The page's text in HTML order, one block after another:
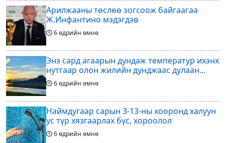
Арилжааны төслөө зогсоож байгаагаа
Ж.Инфантино мэдэгдэв
6 өдрийн өмнө
Энэ сард агаарын дундаж температур ихэнх
нутгаар олон жилийн дунджаас дулаан
байна
6 өдрийн өмнө
Наймдугаар сарын 3-13-ны хооронд халуун
ус түр хязгаарлах бүс, хороолол
6 өдрийн өмнө